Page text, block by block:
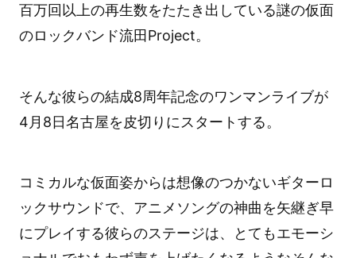
百万回以上の再生数をたたき出している謎の仮面
のロックバンド流田Project。
そんな彼らの結成8周年記念のワンマンライブが
4月8日名古屋を皮切りにスタートする。
コミカルな仮面姿からは想像のつかないギターロ
ックサウンドで、アニメソングの神曲を矢継ぎ早
にプレイする彼らのステージは、とてもエモーシ